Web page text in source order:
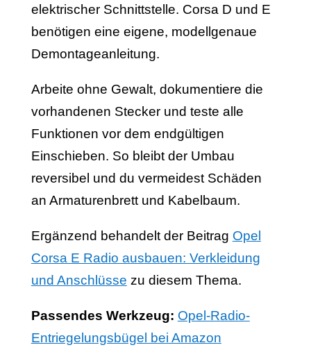
elektrischer Schnittstelle. Corsa D und E
benötigen eine eigene, modellgenaue
Demontageanleitung.
Arbeite ohne Gewalt, dokumentiere die
vorhandenen Stecker und teste alle
Funktionen vor dem endgültigen
Einschieben. So bleibt der Umbau
reversibel und du vermeidest Schäden
an Armaturenbrett und Kabelbaum.
Ergänzend behandelt der Beitrag Opel
Corsa E Radio ausbauen: Verkleidung
und Anschlüsse zu diesem Thema.
Passendes Werkzeug: Opel-Radio-
Entriegelungsbügel bei Amazon